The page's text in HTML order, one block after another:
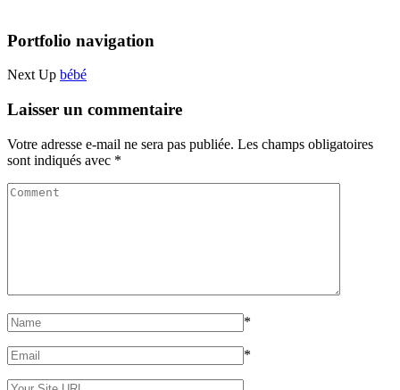
Portfolio navigation
Next Up bébé
Laisser un commentaire
Votre adresse e-mail ne sera pas publiée. Les champs obligatoires
sont indiqués avec *
*
*